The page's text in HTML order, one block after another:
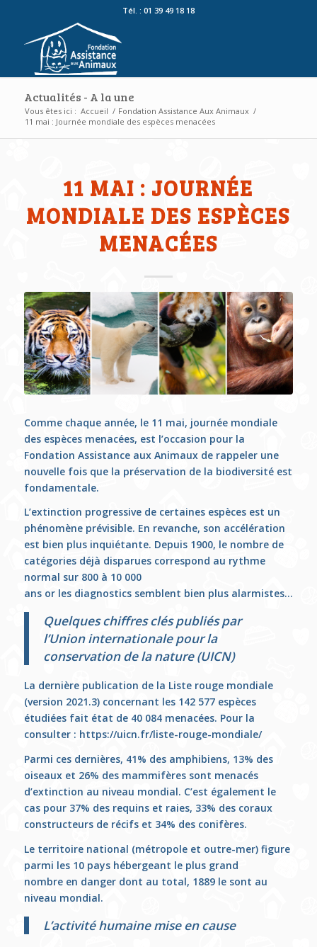
Tél. : 01 39 49 18 18
Actualités - A la une
Vous êtes ici : Accueil / Fondation Assistance Aux Animaux /
11 mai : Journée mondiale des espèces menacées
11 MAI : JOURNÉE
MONDIALE DES ESPÈCES
MENACÉES
Comme chaque année, le 11 mai, journée mondiale
des espèces menacées, est l’occasion pour la
Fondation Assistance aux Animaux de rappeler une
nouvelle fois que la préservation de la biodiversité est
fondamentale.
L’extinction progressive de certaines espèces est un
phénomène prévisible. En revanche, son accélération
est bien plus inquiétante. Depuis 1900, le nombre de
catégories déjà disparues correspond au rythme
normal sur 800 à 10 000
ans or les diagnostics semblent bien plus alarmistes…
Quelques chiffres clés publiés par
l’Union internationale pour la
conservation de la nature (UICN)
La dernière publication de la Liste rouge mondiale
(version 2021.3) concernant les 142 577 espèces
étudiées fait état de 40 084 menacées. Pour la
consulter : https://uicn.fr/liste-rouge-mondiale/
Parmi ces dernières, 41% des amphibiens, 13% des
oiseaux et 26% des mammifères sont menacés
d’extinction au niveau mondial. C’est également le
cas pour 37% des requins et raies, 33% des coraux
constructeurs de récifs et 34% des conifères.
Le territoire national (métropole et outre-mer) figure
parmi les 10 pays hébergeant le plus grand
nombre en danger dont au total, 1889 le sont au
niveau mondial.
L’activité humaine mise en cause